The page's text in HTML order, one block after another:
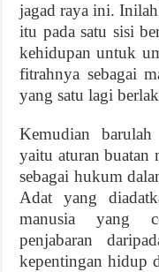
jagad raya ini.
itu pada satu sisi
kehidupan untuk
fitrahnya sebagai
yang satu lagi
Kemudian
yaitu aturan buatan
sebagai hukum
Adat yang
manusia yang
penjabaran
kepentingan hidup